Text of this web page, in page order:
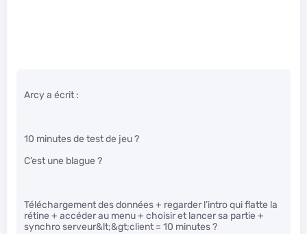
Arcy a écrit :
10 minutes de test de jeu ?
C’est une blague ?
Téléchargement des données + regarder l’intro qui flatte la
rétine + accéder au menu + choisir et lancer sa partie +
synchro serveur&lt;&gt;client = 10 minutes ?